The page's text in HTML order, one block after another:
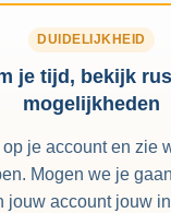
DUIDELIJKHEID
je tijd, bekijk
mogelijkheden
je account en zie
Mogen we je
jouw account jouw